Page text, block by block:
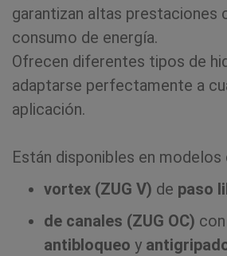
garantizan altas prestaciones
consumo de energía.
Ofrecen diferentes tipos de
adaptarse perfectamente a
aplicación.
Están disponibles en modelos
vortex (ZUG V) de paso
de canales (ZUG OC)
antibloqueo y